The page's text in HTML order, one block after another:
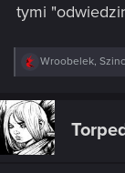
tymi
R
c
t
i
o
Wroobelek,